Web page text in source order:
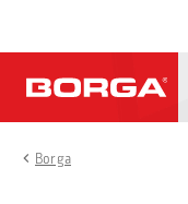
Borga